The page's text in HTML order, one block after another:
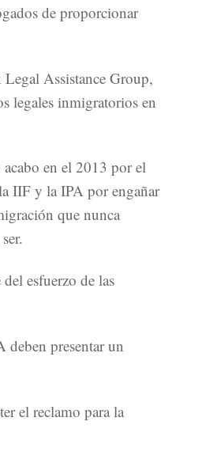
de proporcionar
Assistance Group,
legales inmigratorios en
en el 2013 por el
IIF y la IPA por engañar
que nunca
esfuerzo de las
presentar un
el reclamo para la